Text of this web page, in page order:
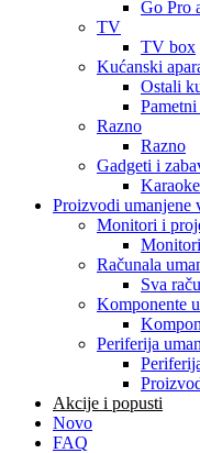
Go Pro
TV
TV box
Kućanski
Ostali
Razno
Razno
Gadgeti i
Proizvodi umanjene
Monitori i
Računala
Sva
Komponente
Periferija
Akcije i popusti
Novo
FAQ